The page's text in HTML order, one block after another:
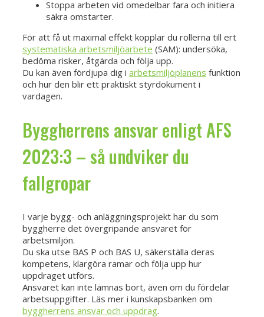
Stoppa arbeten vid omedelbar fara och initiera
säkra omstarter.
För att få ut maximal effekt kopplar du rollerna till ert
systematiska arbetsmiljöarbete (SAM): undersöka,
bedöma risker, åtgärda och följa upp.
Du kan även fördjupa dig i arbetsmiljöplanens funktion
och hur den blir ett praktiskt styrdokument i
vardagen.
Byggherrens ansvar enligt AFS
2023:3 – så undviker du
fallgropar
I varje bygg- och anläggningsprojekt har du som
byggherre det övergripande ansvaret för
arbetsmiljön.
Du ska utse BAS P och BAS U, säkerställa deras
kompetens, klargöra ramar och följa upp hur
uppdraget utförs.
Ansvaret kan inte lämnas bort, även om du fördelar
arbetsuppgifter. Läs mer i kunskapsbanken om
byggherrens ansvar och uppdrag.